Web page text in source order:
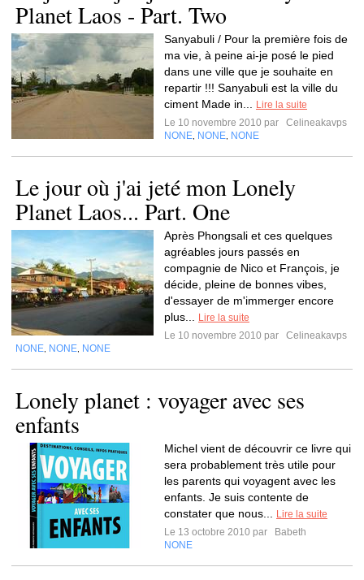
Planet Laos - Part. Two
Sanyabuli / Pour la première fois de
ma vie, à peine ai-je posé le pied
dans une ville que je souhaite en
repartir !!! Sanyabuli est la ville du
ciment Made in...
Lire la suite
Le 10 novembre 2010 par
Celineakavps
NONE NONE NONE
Le jour où j'ai jeté mon Lonely
Planet Laos... Part. One
Après Phongsali et ces quelques
agréables jours passés en
compagnie de Nico et François, je
décide, pleine de bonnes vibes,
d'essayer de m'immerger encore
plus...
Lire la suite
Le 10 novembre 2010 par
Celineakavps
NONE NONE NONE
Lonely planet : voyager avec ses
enfants
Michel vient de découvrir ce livre qui
sera probablement très utile pour
les parents qui voyagent avec les
enfants. Je suis contente de
constater que nous...
Lire la suite
Le 13 octobre 2010 par
Babeth
NONE